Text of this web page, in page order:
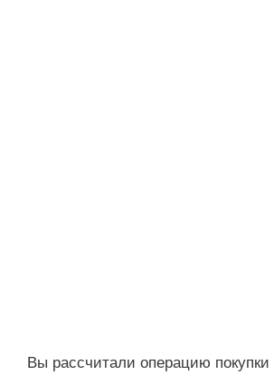
Вы рассчитали операцию покупки